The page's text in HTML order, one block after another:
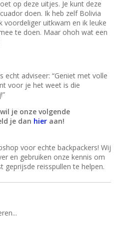
op deze uitjes. Je kunt deze
doen. Ik heb zelf Bolivia
voordeliger uitkwam en ik leuke
te doen. Maar ohoh wat een
echt adviseer: “Geniet met volle
voor je het weet is die
je onze volgende
je dan hier aan!
voor echte backpackers! Wij
en gebruiken onze kennis om
geprijsde reisspullen te helpen.